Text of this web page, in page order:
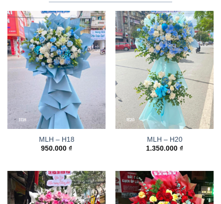
MLH – H18
950.000 ₫
MLH – H20
1.350.000 ₫